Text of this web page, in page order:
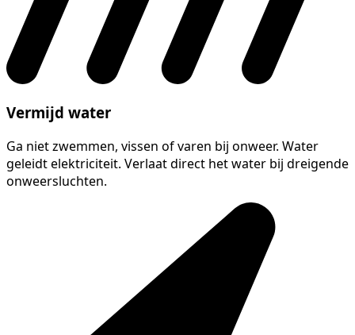
Vermijd water
Ga niet zwemmen, vissen of varen bij onweer. Water
geleidt elektriciteit. Verlaat direct het water bij dreigende
onweersluchten.